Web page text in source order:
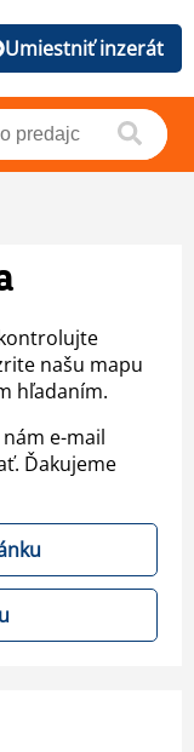
Umiestniť inzerát
našu mapu
hľadaním.
e-mail
Ďakujeme